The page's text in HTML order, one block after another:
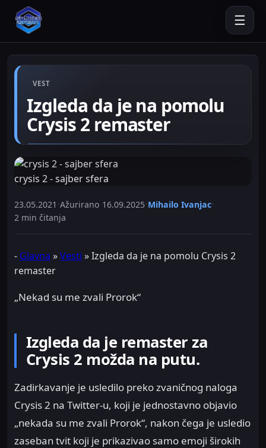
☰
VEST
Izgleda da je na pomolu
Crysis 2 remaster
crysis 2 - sajber sfera
23.05.2021 Ažurirano 16.09.2025 Mihailo Ivanjac
2 min čitanja
- Glavna »Vesti »Izgleda da je na pomolu Crysis 2
remaster
„Nekad su me zvali Prorok“
Izgleda da je remaster za
Crysis 2 možda na putu.
Zadirkavanje je usledilo preko zvaničnog naloga
Crysis 2 na Twitter-u, koji je jednostavno objavio
„nekada su me zvali Prorok“, nakon čega je usledio
zaseban tvit koji je prikazivao samo emoji širokih